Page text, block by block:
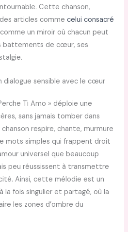
Cette chanson,
articles commecelui consacré
un miroir où chacun peut
battements de cœur, ses
dialogue sensible avec le cœur
Ti Amo » déploie une
sans jamais tomber dans
respire, chante, murmure
mots simples qui frappent droit
universel que beaucoup
peu réussissent à transmettre
Ainsi, cette mélodie est un
la fois singulier et partagé, où la
les zones d’ombre du